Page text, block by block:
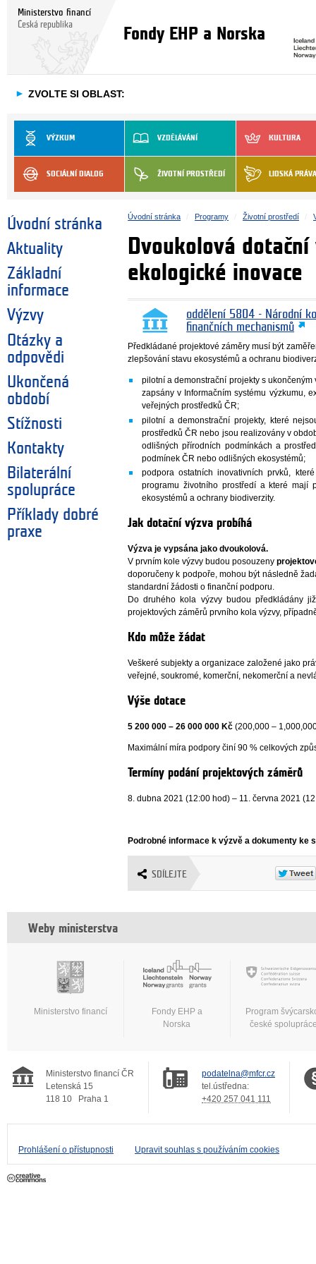
Ministerstvo financí
Česká republika
Fondy EHP a Norska
► ZVOLTE SI OBLAST:
VÝZKUM VZDĚLÁVÁNÍ KULTURA
SOCIÁLNÍ DIALOG ŽIVOTNÍ PROSTŘEDÍ LIDSKÁ PRÁVA
Úvodní stránka
Aktuality
Základní
informace
Výzvy
Otázky a
odpovědi
Ukončená
období
Stížnosti
Kontakty
Bilaterální
spolupráce
Příklady dobré
praxe
Úvodní stránka Programy Životní prostředí
Dvoukolová
ekologické inovace
oddělení 5804 - Národní
finančních mechanismů
Předkládané projektové záměry musí být
zlepšování stavu ekosystémů a ochranu
pilotní a demonstrační projekty s
zapsány v Informačním systému výzkumu,
veřejných prostředků ČR;
pilotní a demonstrační projekty, které
prostředků ČR nebo jsou realizovány v
odlišných přírodních podmínkách a
podmínek ČR nebo odlišných ekosystémů;
podpora ostatních inovativních prvků,
programu životního prostředí a které mají
ekosystémů a ochrany biodiverzity.
Jak dotační výzva probíhá
Výzva je vypsána jako dvoukolová.
V prvním kole výzvy budou posouzeny
doporučeny k podpoře, mohou být následně
standardní žádosti o finanční podporu.
Do druhého kola výzvy budou předkládány
projektových záměrů prvního kola výzvy,
Kdo může žádat
Veškeré subjekty a organizace založené jako
veřejné, soukromé, komerční, nekomerční a
Výše dotace
5 200 000 – 26 000 000 Kč (200,000 –
Maximální míra podpory činí 90 % celkových
Termíny podání projektových záměrů
8. dubna 2021 (12:00 hod) – 11. června 2021
Podrobné informace k výzvě a dokumenty ke
SDÍLEJTE
Weby ministerstva
Ministerstvo financí
Fondy EHP a
Norska
Program
české
Ministerstvo financí ČR
Letenská 15
118 10
Praha 1
podatelna@mfcr.cz
tel.ústředna:
+420 257 041 111
Prohlášení o přístupnosti Upravit souhlas s používáním cookies